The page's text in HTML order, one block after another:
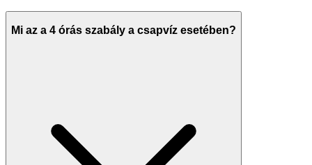
Mi az a 4 órás szabály a csapvíz esetében?